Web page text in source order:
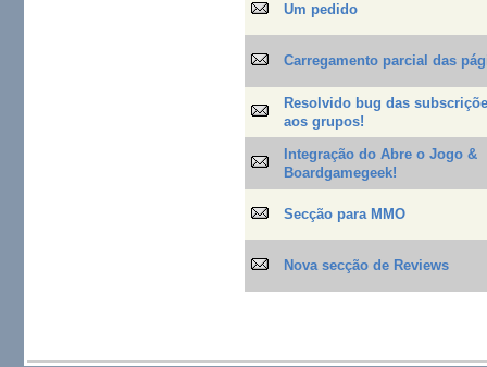
Um pedido
Carregamento parcial das
Resolvido bug das
aos grupos!
Integração do Abre o Jogo &
Boardgamegeek!
Secção para MMO
Nova secção de Reviews